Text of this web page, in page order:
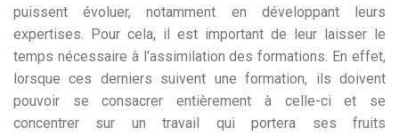
puissent évoluer, notamment en développant leurs
expertises. Pour cela, il est important de leur laisser le
temps nécessaire à l’assimilation des formations. En effet,
lorsque ces derniers suivent une formation, ils doivent
pouvoir se consacrer entièrement à celle-ci et se
concentrer sur un travail qui portera ses fruits